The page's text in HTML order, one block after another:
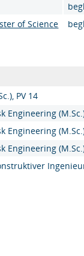
of Science
PV 14
Engineering
Engineering
Engineering